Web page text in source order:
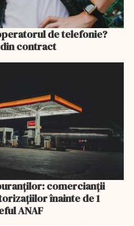
de telefonie?
contract
comercianții
înainte de 1
ANAF